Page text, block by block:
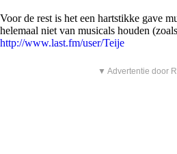
Voor de rest is het een hartstikke gave
helemaal niet van musicals houden
http://www.last.fm/user/Teije
▼ Advertentie door